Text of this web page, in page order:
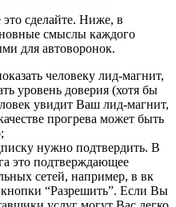
сделайте. Ниже, в
смыслы каждого
для автоворонок.
человеку лид-магнит,
уровень доверия (хотя бы
увидит Ваш лид-магнит,
прогрева может быть
нужно подтвердить. В
это подтверждающее
сетей, например, в вк
“Разрешить”. Если Вы